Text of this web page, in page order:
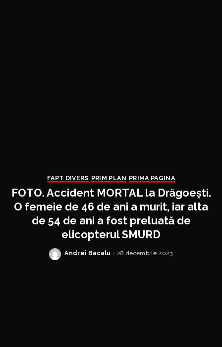
FAPT DIVERS PRIM PLAN PRIMA PAGINA
FOTO. Accident MORTAL la Drăgoești.
O femeie de 46 de ani a murit, iar alta
de 54 de ani a fost preluată de
elicopterul SMURD
Posted
Andrei Bacalu 28 decembrie 2023